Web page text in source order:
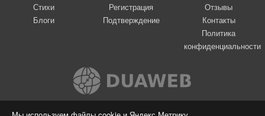
Стихи
Блоги
Регистрация
Подтверждение
Отзывы
Контакты
Политика
конфиденциальности
Вконтакте